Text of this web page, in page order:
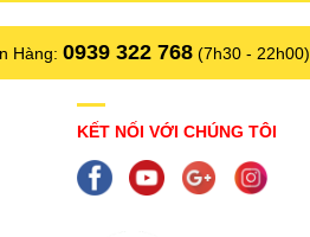
Hàng: 0939 322 768 (7h30 - 22h00)
KẾT NỐI VỚI CHÚNG TÔI